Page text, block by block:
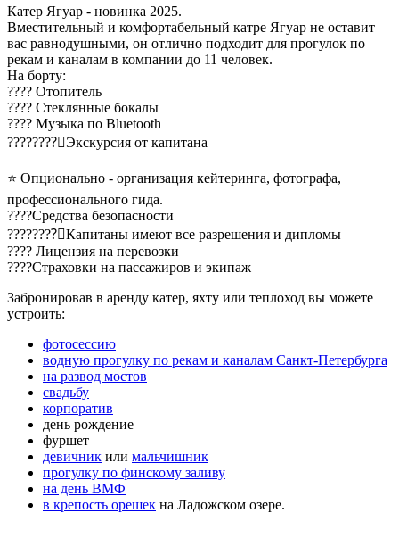
Катер Ягуар - новинка 2025.
Вместительный и комфортабельный катре Ягуар не оставит
вас равнодушными, он отлично подходит для прогулок по
рекам и каналам в компании до 11 человек.
На борту:
???? Отопитель
???? Стеклянные бокалы
???? Музыка по Bluetooth
????????‍✈Экскурсия от капитана
⭐ Опционально - организация кейтеринга, фотографа,
профессионального гида.
????Средства безопасности
????????‍✈Капитаны имеют все разрешения и дипломы
???? Лицензия на перевозки
????Страховки на пассажиров и экипаж
Забронировав в аренду катер, яхту или теплоход вы можете
устроить:
фотосессию
водную прогулку по рекам и каналам Санкт-Петербурга
на развод мостов
свадьбу
корпоратив
день рождение
фуршет
девичник или мальчишник
прогулку по финскому заливу
на день ВМФ
в крепость орешек на Ладожском озере.